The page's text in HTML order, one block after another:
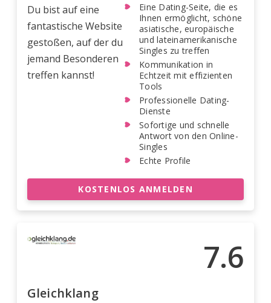
Du bist auf eine
fantastische Website
gestoßen, auf der du
jemand Besonderen
treffen kannst!
Eine Dating-Seite, die es
Ihnen ermöglicht, schöne
asiatische, europäische
und lateinamerikanische
Singles zu treffen
Kommunikation in
Echtzeit mit effizienten
Tools
Professionelle Dating-
Dienste
Sofortige und schnelle
Antwort von den Online-
Singles
Echte Profile
KOSTENLOS ANMELDEN
7.6
Gleichklang